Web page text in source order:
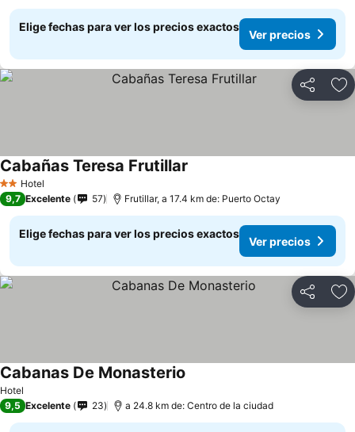
Elige fechas para ver los precios exactos
Ver precios
Compartir
2 Estrellas
Hotel
Cabañas Teresa Frutillar
9,7 Excelente 57 Frutillar, a 17.4 km de: Puerto Octay
Elige fechas para ver los precios exactos
Ver precios
Compartir
Hotel
Cabanas De Monasterio
9,5 Excelente 23 a 24.8 km de: Centro de la ciudad